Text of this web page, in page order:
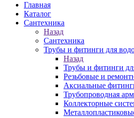
Главная
Каталог
Сантехника
Назад
Сантехника
Трубы и фитинги для
Назад
Трубы и фитинги
Резьбовые и
Аксиальные
Трубопроводная
Коллекторные